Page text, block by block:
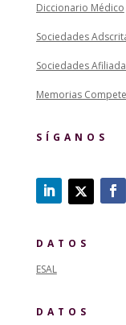
Diccionario Médico
Sociedades
Sociedades
Memorias
SÍGANOS
DATOS
ESAL
DATOS